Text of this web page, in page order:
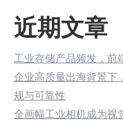
近期文章
工业存储产品频发，前
企业高质量出海背景下
规与可靠性
全画幅工业相机成为视